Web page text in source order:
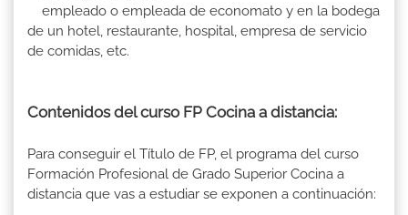
empleado o empleada de economato y en la bodega
de un hotel, restaurante, hospital, empresa de servicio
de comidas, etc.
Contenidos del curso FP Cocina a distancia:
Para conseguir el Título de FP, el programa del curso
Formación Profesional de Grado Superior Cocina a
distancia que vas a estudiar se exponen a continuación: